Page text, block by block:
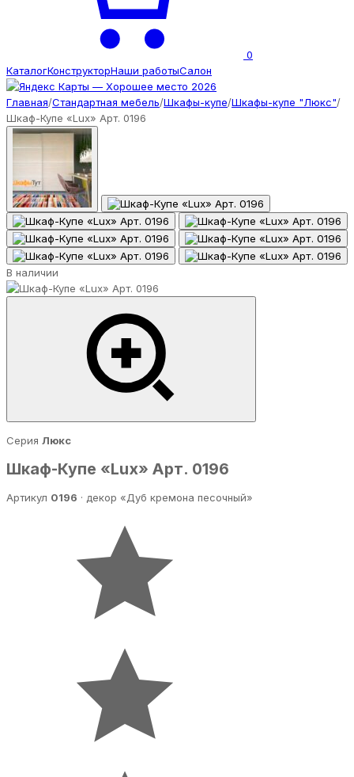
0
КаталогКонструкторНаши работыСалон
Главная/Стандартная мебель/Шкафы-купе/Шкафы-купе "Люкс"/
Шкаф-Купе «Lux» Арт. 0196
В наличии
Серия Люкс
Шкаф-Купе «Lux» Арт. 0196
Артикул 0196 · декор «Дуб кремона песочный»